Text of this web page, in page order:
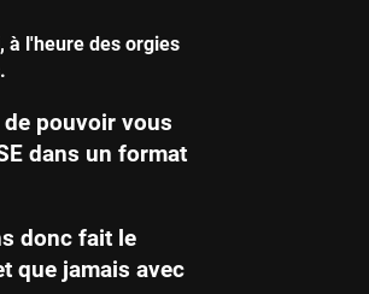
à l'heure des orgies
pouvoir vous
dans un format
donc fait le
que jamais avec